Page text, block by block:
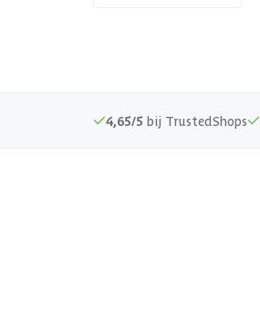
4,65/5 bij TrustedShops